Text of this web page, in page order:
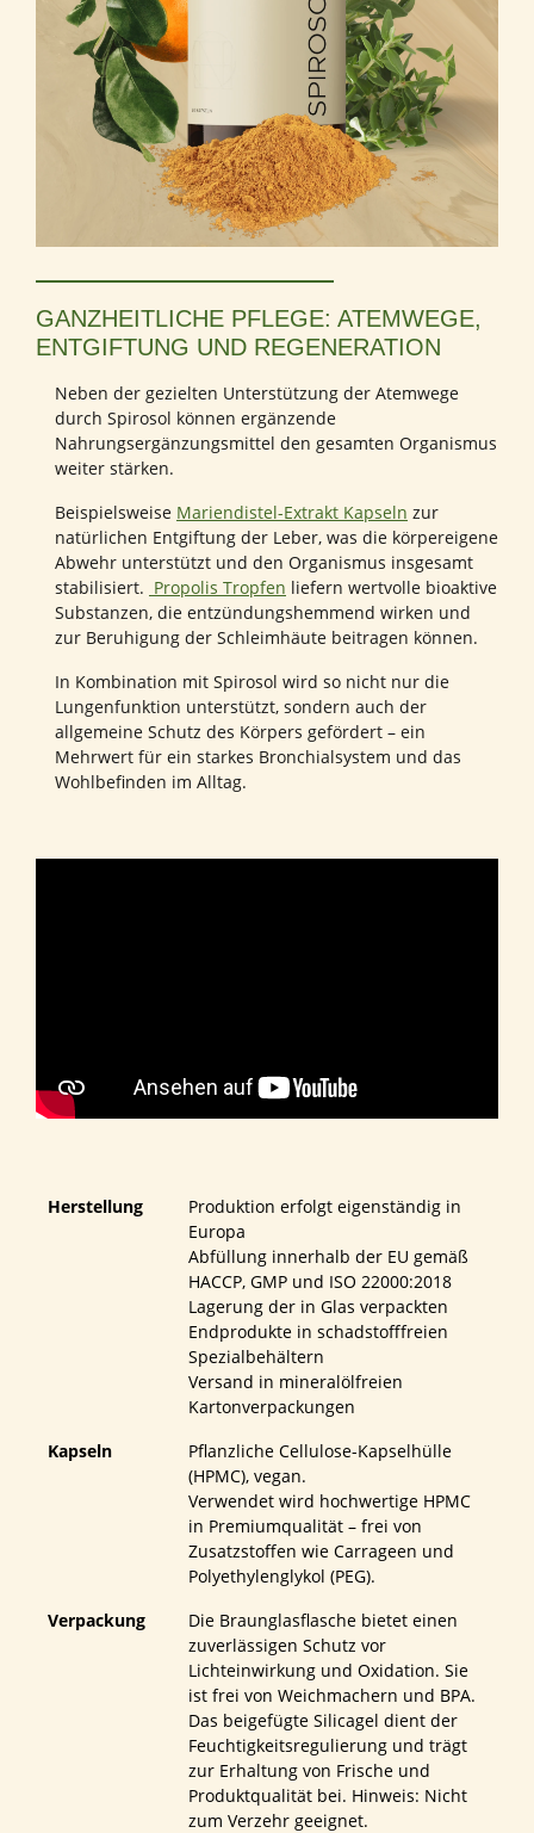
GANZHEITLICHE PFLEGE: ATEMWEGE,
ENTGIFTUNG UND REGENERATION
Neben der gezielten Unterstützung der Atemwege
durch Spirosol können ergänzende
Nahrungsergänzungsmittel den gesamten Organismus
weiter stärken.
Beispielsweise Mariendistel-Extrakt Kapseln zur
natürlichen Entgiftung der Leber, was die körpereigene
Abwehr unterstützt und den Organismus insgesamt
stabilisiert. Propolis Tropfen liefern wertvolle bioaktive
Substanzen, die entzündungshemmend wirken und
zur Beruhigung der Schleimhäute beitragen können.
In Kombination mit Spirosol wird so nicht nur die
Lungenfunktion unterstützt, sondern auch der
allgemeine Schutz des Körpers gefördert – ein
Mehrwert für ein starkes Bronchialsystem und das
Wohlbefinden im Alltag.
Herstellung
Produktion erfolgt eigenständig in
Europa
Abfüllung innerhalb der EU gemäß
HACCP, GMP und ISO 22000:2018
Lagerung der in Glas verpackten
Endprodukte in schadstofffreien
Spezialbehältern
Versand in mineralölfreien
Kartonverpackungen
Kapseln
Pflanzliche Cellulose-Kapselhülle
(HPMC), vegan.
Verwendet wird hochwertige HPMC
in Premiumqualität – frei von
Zusatzstoffen wie Carrageen und
Polyethylenglykol (PEG).
Verpackung
Die Braunglasflasche bietet einen
zuverlässigen Schutz vor
Lichteinwirkung und Oxidation. Sie
ist frei von Weichmachern und BPA.
Das beigefügte Silicagel dient der
Feuchtigkeitsregulierung und trägt
zur Erhaltung von Frische und
Produktqualität bei. Hinweis: Nicht
zum Verzehr geeignet.